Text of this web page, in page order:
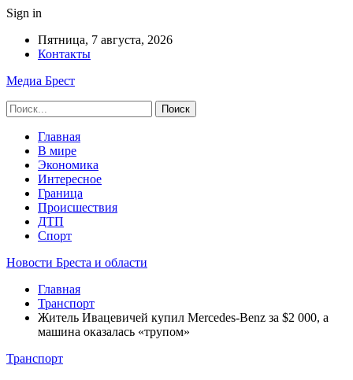
Sign in
Пятница, 7 августа, 2026
Контакты
Медиа Брест
Главная
В мире
Экономика
Интересное
Граница
Происшествия
ДТП
Спорт
Новости Бреста и области
Главная
Транспорт
Житель Ивацевичей купил Mercedes-Benz за $2 000, а
машина оказалась «трупом»
Транспорт